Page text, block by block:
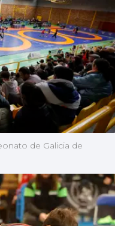
de Galicia de